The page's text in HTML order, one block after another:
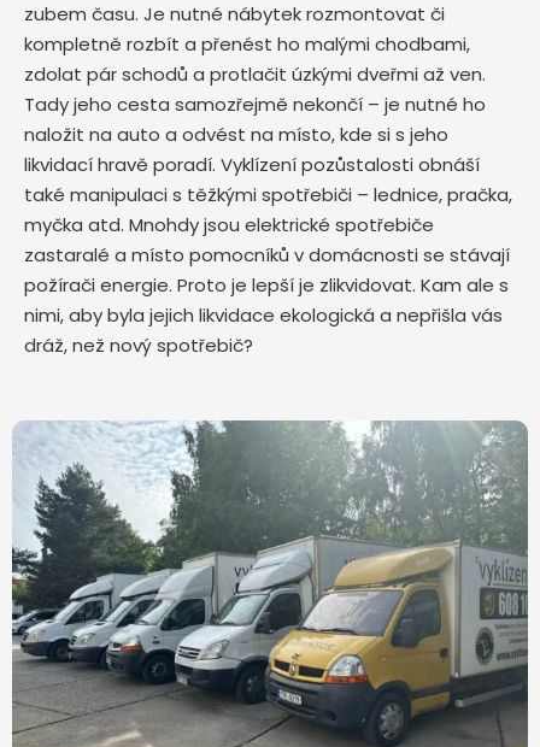
zubem času. Je nutné nábytek rozmontovat či
kompletně rozbít a přenést ho malými chodbami,
zdolat pár schodů a protlačit úzkými dveřmi až ven.
Tady jeho cesta samozřejmě nekončí – je nutné ho
naložit na auto a odvést na místo, kde si s jeho
likvidací hravě poradí. Vyklízení pozůstalosti obnáší
také manipulaci s těžkými spotřebiči – lednice, pračka,
myčka atd. Mnohdy jsou elektrické spotřebiče
zastaralé a místo pomocníků v domácnosti se stávají
požírači energie. Proto je lepší je zlikvidovat. Kam ale s
nimi, aby byla jejich likvidace ekologická a nepřišla vás
dráž, než nový spotřebič?